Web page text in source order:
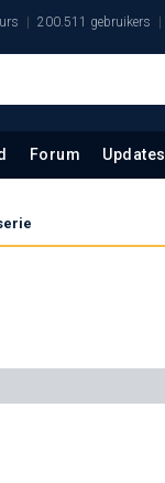
200.511 gebruikers
Forum Updates